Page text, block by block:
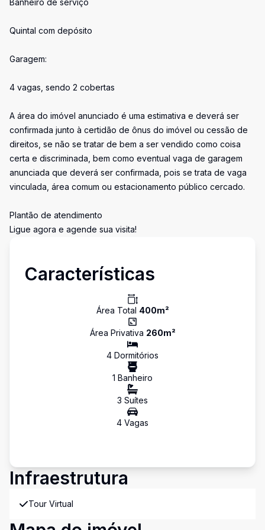
Banheiro de serviço
Quintal com depósito
Garagem:
4 vagas, sendo 2 cobertas
A área do imóvel anunciado é uma estimativa e deverá ser
confirmada junto à certidão de ônus do imóvel ou cessão de
direitos, se não se tratar de bem a ser vendido como coisa
certa e discriminada, bem como eventual vaga de garagem
anunciada que deverá ser confirmada, pois se trata de vaga
vinculada, área comum ou estacionamento público cercado.
Plantão de atendimento
Ligue agora e agende sua visita!
Características
Área Total 400m²
Área Privativa 260m²
4 Dormitórios
1 Banheiro
3 Suítes
4 Vagas
Infraestrutura
Tour Virtual